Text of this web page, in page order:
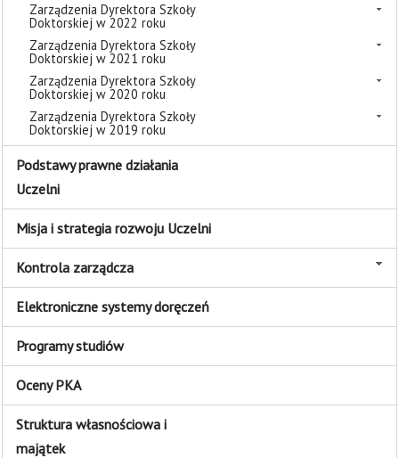
Zarządzenia Dyrektora Szkoły
Doktorskiej w 2022 roku
Zarządzenia Dyrektora Szkoły
Doktorskiej w 2021 roku
Zarządzenia Dyrektora Szkoły
Doktorskiej w 2020 roku
Zarządzenia Dyrektora Szkoły
Doktorskiej w 2019 roku
Podstawy prawne działania
Uczelni
Misja i strategia rozwoju Uczelni
Kontrola zarządcza
Elektroniczne systemy doręczeń
Programy studiów
Oceny PKA
Struktura własnościowa i
majątek